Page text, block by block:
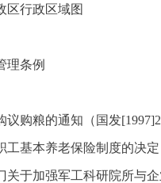
区行政区域图
理条例
议购粮的通知（国发
工基本养老保险制度的决
关于加强军工科研院所与